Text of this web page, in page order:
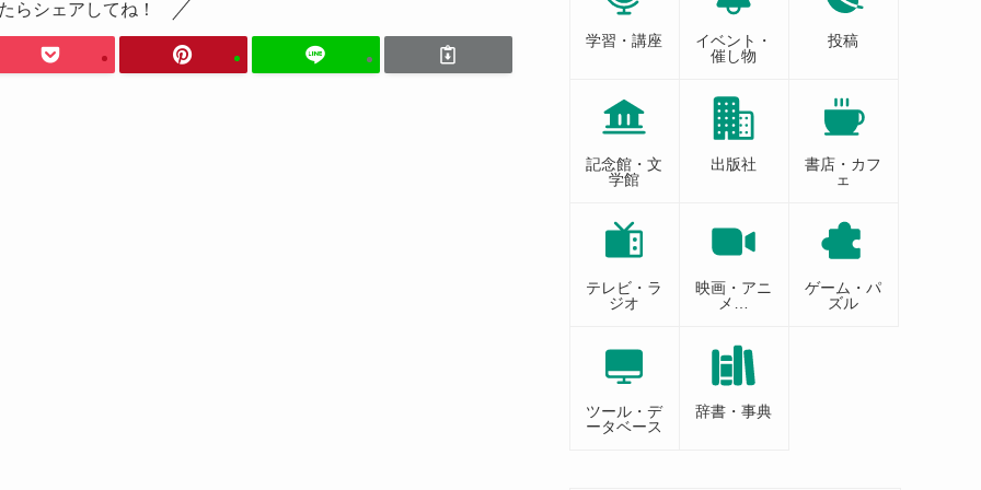
らシェアしてね！
学習・講座
イベント・
催し物
投稿
記念館・文
学館
出版社
書店・カフ
ェ
テレビ・ラ
ジオ
映画・アニ
メ…
ゲーム・パ
ズル
ツール・デ
ータベース
辞書・事典